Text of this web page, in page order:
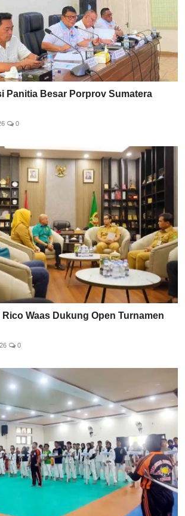
Panitia Besar Porprov Sumatera
0
Waas Dukung Open Turnamen
0